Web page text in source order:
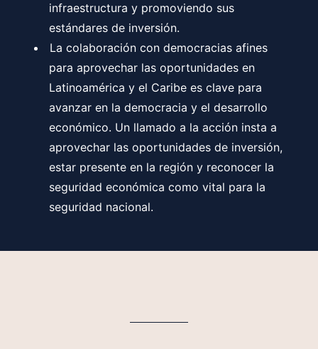
infraestructura y promoviendo sus
estándares de inversión.
La colaboración con democracias afines
para aprovechar las oportunidades en
Latinoamérica y el Caribe es clave para
avanzar en la democracia y el desarrollo
económico. Un llamado a la acción insta a
aprovechar las oportunidades de inversión,
estar presente en la región y reconocer la
seguridad económica como vital para la
seguridad nacional.